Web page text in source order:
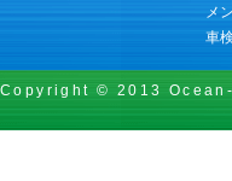
メ
車検
Copyright © 2013